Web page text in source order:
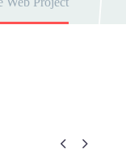
 